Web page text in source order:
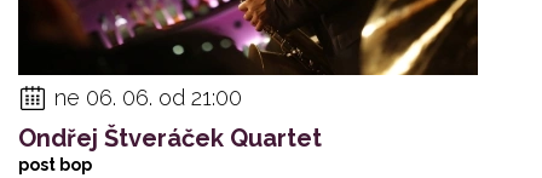
ne 06. 06. od 21:00
Ondřej Štveráček Quartet
post bop